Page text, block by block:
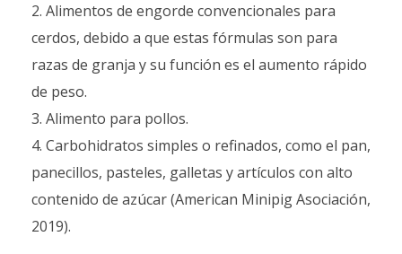
Alimentos de engorde convencionales para
cerdos, debido a que estas fórmulas son para
razas de granja y su función es el aumento rápido
de peso.
Alimento para pollos.
Carbohidratos simples o refinados, como el pan,
panecillos, pasteles, galletas y artículos con alto
contenido de azúcar (American Minipig Asociación,
2019).